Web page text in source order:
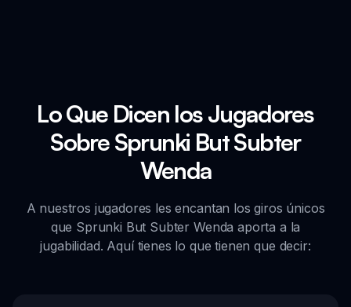
Lo Que Dicen los Jugadores
Sobre Sprunki But Subter
Wenda
A nuestros jugadores les encantan los giros únicos
que Sprunki But Subter Wenda aporta a la
jugabilidad. Aquí tienes lo que tienen que decir: